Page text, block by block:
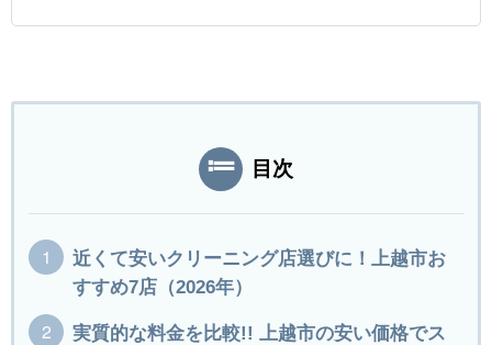
目次
近くて安いクリーニング店選びに！上越市お
すすめ7店（2026年）
実質的な料金を比較!! 上越市の安い価格でス